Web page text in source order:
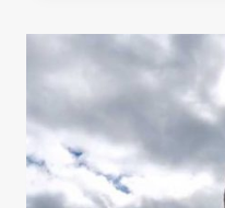
RECTA
MÁS
LARGA
MUNDO